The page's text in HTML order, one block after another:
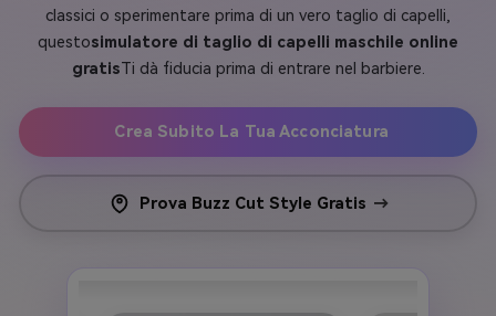
classici o sperimentare prima di un vero taglio di capelli,
questosimulatore di taglio di capelli maschile online
gratisTi dà fiducia prima di entrare nel barbiere.
Crea Subito La Tua Acconciatura
Prova Buzz Cut Style Gratis →